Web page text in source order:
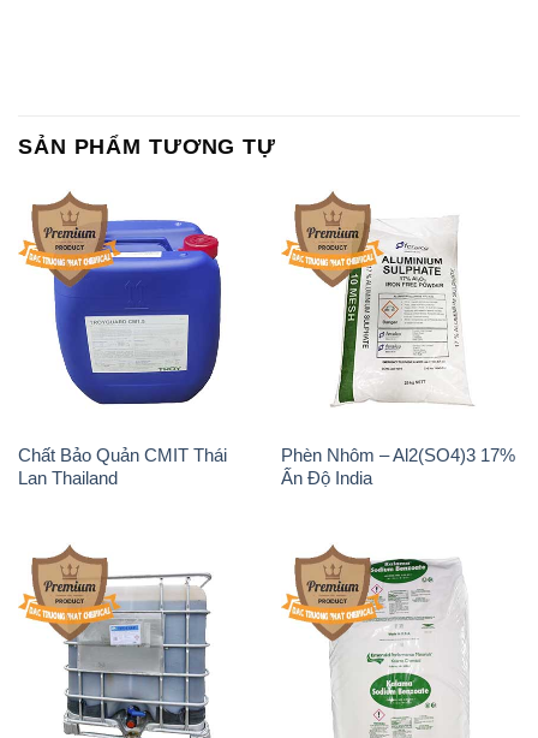
SẢN PHẨM TƯƠNG TỰ
Chất Bảo Quản CMIT Thái
Lan Thailand
Phèn Nhôm – Al2(SO4)3 17%
Ấn Độ India